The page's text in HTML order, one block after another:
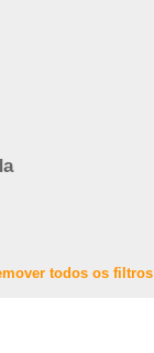
todos os filtros